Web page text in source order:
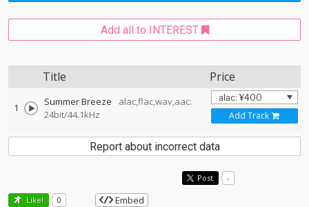
Add all to INTEREST
Title Price
1 Summer Breeze
alac,flac,wav,aac:
24bit/44.1kHz
Add Track
Report about incorrect data
Post -
Like! 0 Embed